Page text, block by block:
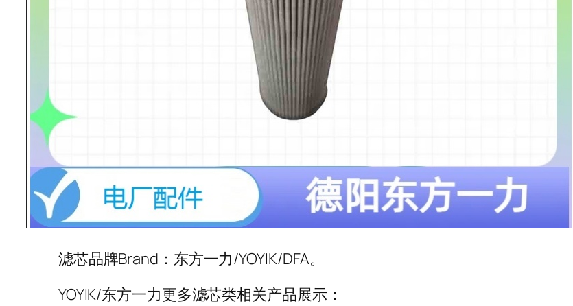
滤芯品牌Brand：东方一力/YOYIK/DFA。
YOYIK/东方一力更多滤芯类相关产品展示：